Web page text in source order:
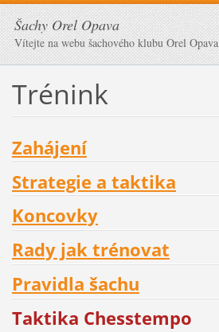
Šachy Orel Opava
Vítejte na webu šachového klubu Orel Opava
Trénink
Zahájení
Strategie a taktika
Koncovky
Rady jak trénovat
Pravidla šachu
Taktika Chesstempo